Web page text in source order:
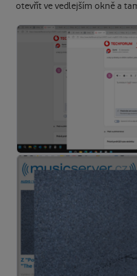
otevřít ve vedlejším okně a